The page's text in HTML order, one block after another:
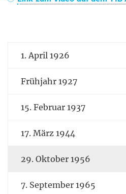
1. April 1926
Frühjahr 1927
15. Februar 1937
17. März 1944
29. Oktober 1956
7. September 1965